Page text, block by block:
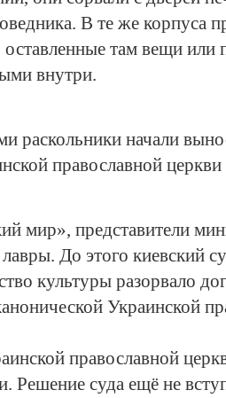
В те же корпуса
оставленные там вещи или
внутри.
раскольники начали
православной
мир», представители
До этого киевский
культуры разорвало
Украинской
православной
Решение суда ещё не